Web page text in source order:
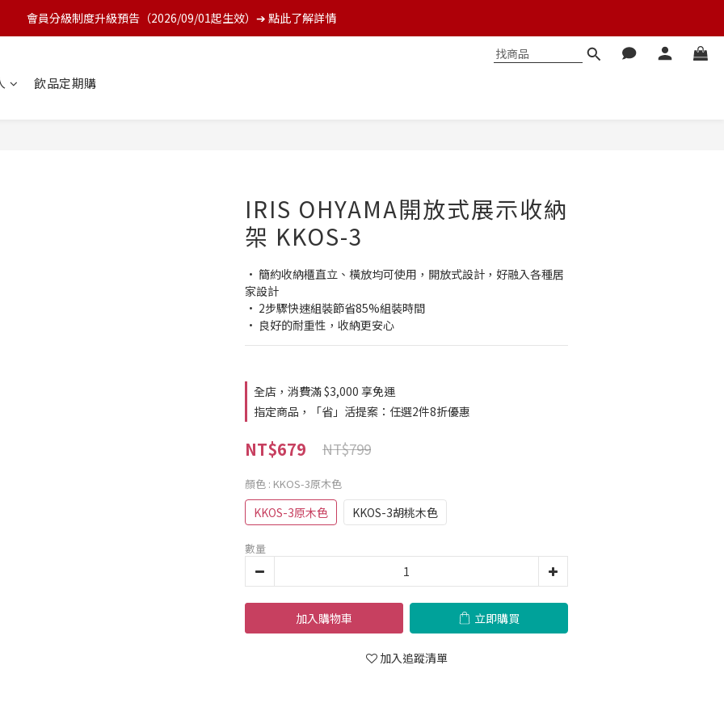
會員分級制度升級預告（2026/09/01起生效）➔ 點此了解詳情
飲品定期購
IRIS OHYAMA開放式展示收納
架 KKOS-3
• 簡約收納櫃直立、橫放均可使用，開放式設計，好融入各種居
家設計
• 2步驟快速組裝節省85%組裝時間
• 良好的耐重性，收納更安心
全店，消費滿 $3,000 享免運
指定商品，「省」活提案：任選2件8折優惠
NT$679 NT$799
顏色 : KKOS-3原木色
KKOS-3原木色 KKOS-3胡桃木色
數量
加入購物車 立即購買
加入追蹤清單